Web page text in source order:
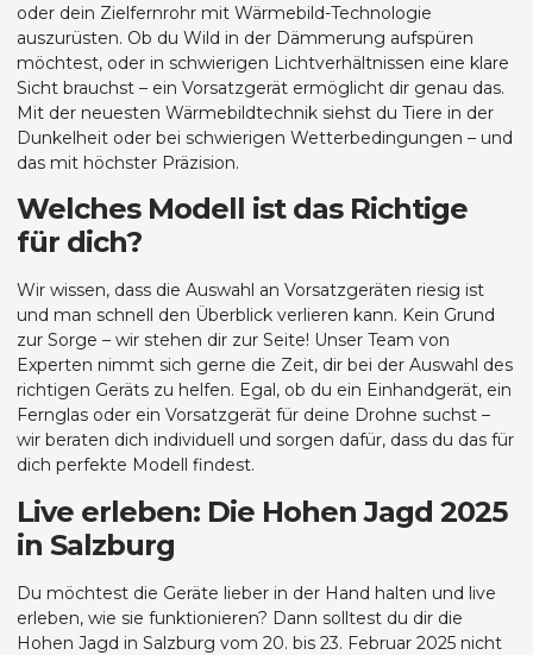
oder dein Zielfernrohr mit Wärmebild-Technologie
auszurüsten. Ob du Wild in der Dämmerung aufspüren
möchtest, oder in schwierigen Lichtverhältnissen eine klare
Sicht brauchst – ein Vorsatzgerät ermöglicht dir genau das.
Mit der neuesten Wärmebildtechnik siehst du Tiere in der
Dunkelheit oder bei schwierigen Wetterbedingungen – und
das mit höchster Präzision.
Welches Modell ist das Richtige
für dich?
Wir wissen, dass die Auswahl an Vorsatzgeräten riesig ist
und man schnell den Überblick verlieren kann. Kein Grund
zur Sorge – wir stehen dir zur Seite! Unser Team von
Experten nimmt sich gerne die Zeit, dir bei der Auswahl des
richtigen Geräts zu helfen. Egal, ob du ein Einhandgerät, ein
Fernglas oder ein Vorsatzgerät für deine Drohne suchst –
wir beraten dich individuell und sorgen dafür, dass du das für
dich perfekte Modell findest.
Live erleben: Die Hohen Jagd 2025
in Salzburg
Du möchtest die Geräte lieber in der Hand halten und live
erleben, wie sie funktionieren? Dann solltest du dir die
Hohen Jagd in Salzburg vom 20. bis 23. Februar 2025 nicht